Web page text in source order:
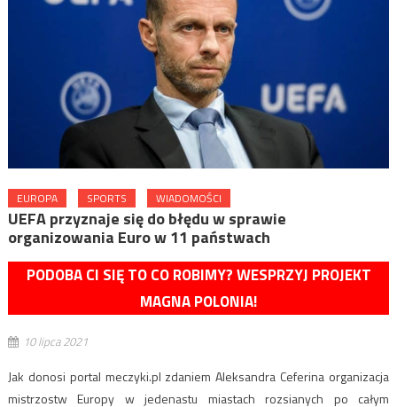
EUROPA SPORTS WIADOMOŚCI
UEFA przyznaje się do błędu w sprawie
organizowania Euro w 11 państwach
PODOBA CI SIĘ TO CO ROBIMY? WESPRZYJ PROJEKT
MAGNA POLONIA!
10 lipca 2021
Jak donosi portal meczyki.pl zdaniem Aleksandra Ceferina organizacja
mistrzostw Europy w jedenastu miastach rozsianych po całym